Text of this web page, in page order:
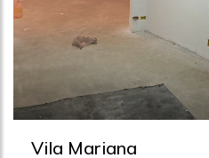
Vila Mariana